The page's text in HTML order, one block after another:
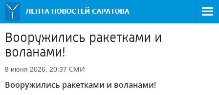
Вооружились ракетками и
воланами!
8 июня 2026, 20:37 СМИ
Вооружились ракетками и воланами!